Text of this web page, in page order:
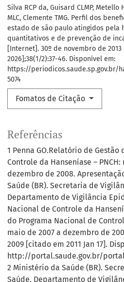
Silva RCP da, Guisard CLMP, Metello
MLC, Clemente TMG. Perfil dos
estado de são paulo atingidos pela
quantitativos e de prevenção de
[Internet]. 30º de novembro de
2026];38(1/2):37-46. Disponível em:
https://periodicos.saude.sp.gov.br/
5074
Fomatos de Citação
Referências
1 Penna GO.Relatório de
Controle da Hanseníase – PNCH:
dezembro de 2008.
Saúde (BR). Secretaria de
Departamento de Vigilância
Nacional de Controle da
do Programa Nacional de
maio de 2007 a dezembro de
2009 [citado em 2011 Jan 17].
http://portal.saude.gov.br/
2 Ministério da Saúde (BR).
Saúde. Departamento de